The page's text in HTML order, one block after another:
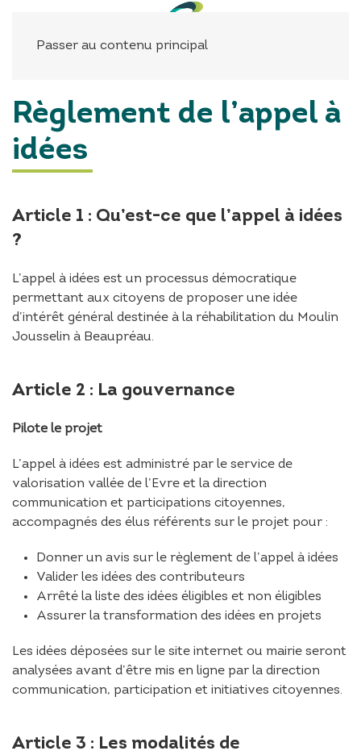
Passer au contenu principal
Règlement de l’appel à
idées
Article 1 : Qu’est-ce que l’appel à idées
?
L’appel à idées est un processus démocratique
permettant aux citoyens de proposer une idée
d’intérêt général destinée à la réhabilitation du Moulin
Jousselin à Beaupréau.
Article 2 : La gouvernance
Pilote le projet
L’appel à idées est administré par le service de
valorisation vallée de l’Evre et la direction
communication et participations citoyennes,
accompagnés des élus référents sur le projet pour :
Donner un avis sur le règlement de l’appel à idées
Valider les idées des contributeurs
Arrêté la liste des idées éligibles et non éligibles
Assurer la transformation des idées en projets
Les idées déposées sur le site internet ou mairie seront
analysées avant d’être mis en ligne par la direction
communication, participation et initiatives citoyennes.
Article 3 : Les modalités de
Panneau de gestion des cookies